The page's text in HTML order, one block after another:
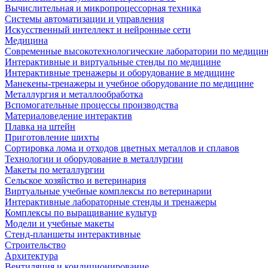
Вычислительная и микропроцессорная техника
Системы автоматизации и управления
Искусственный интеллект и нейронные сети
Медицина
Современные высокотехнологические лаборатории по
Интерактивные и виртуальные стенды по медицине
Интерактивные тренажеры и оборудование в медицине
Манекены-тренажеры и учебное оборудование по медицине
Металлургия и металлообработка
Вспомогательные процессы производства
Материаловедение интерактив
Плавка на штейн
Приготовление шихты
Сортировка лома и отходов цветных металлов и сплавов
Технологии и оборудование в металлургии
Макеты по металлургии
Сельское хозяйство и ветеринария
Виртуальные учебные комплексы по ветеринарии
Интерактивные лабораторные стенды и тренажеры
Комплексы по выращивание культур
Модели и учебные макеты
Стенд-планшеты интерактивные
Строительство
Архитектура